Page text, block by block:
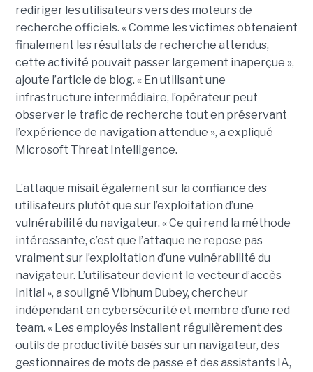
rediriger les utilisateurs vers des moteurs de
recherche officiels. « Comme les victimes obtenaient
finalement les résultats de recherche attendus,
cette activité pouvait passer largement inaperçue »,
ajoute l’article de blog. « En utilisant une
infrastructure intermédiaire, l’opérateur peut
observer le trafic de recherche tout en préservant
l’expérience de navigation attendue », a expliqué
Microsoft Threat Intelligence.
L’attaque misait également sur la confiance des
utilisateurs plutôt que sur l’exploitation d’une
vulnérabilité du navigateur. « Ce qui rend la méthode
intéressante, c’est que l’attaque ne repose pas
vraiment sur l’exploitation d’une vulnérabilité du
navigateur. L’utilisateur devient le vecteur d’accès
initial », a souligné Vibhum Dubey, chercheur
indépendant en cybersécurité et membre d’une red
team. « Les employés installent régulièrement des
outils de productivité basés sur un navigateur, des
gestionnaires de mots de passe et des assistants IA,